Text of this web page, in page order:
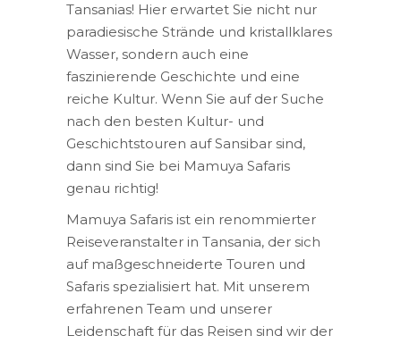
Tansanias! Hier erwartet Sie nicht nur
paradiesische Strände und kristallklares
Wasser, sondern auch eine
faszinierende Geschichte und eine
reiche Kultur. Wenn Sie auf der Suche
nach den besten Kultur- und
Geschichtstouren auf Sansibar sind,
dann sind Sie bei Mamuya Safaris
genau richtig!
Mamuya Safaris ist ein renommierter
Reiseveranstalter in Tansania, der sich
auf maßgeschneiderte Touren und
Safaris spezialisiert hat. Mit unserem
erfahrenen Team und unserer
Leidenschaft für das Reisen sind wir der